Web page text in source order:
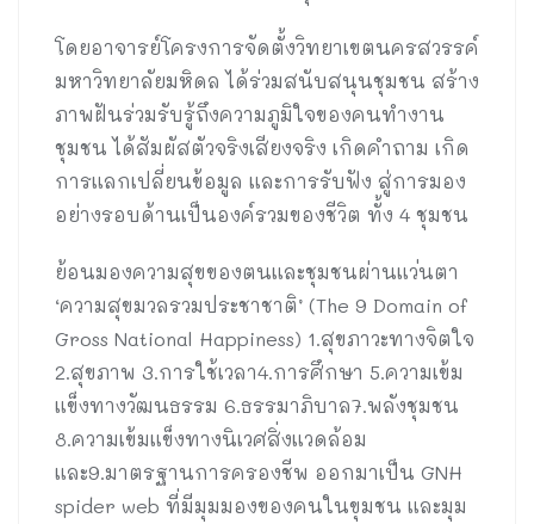
โดยอาจารย์โครงการจัดตั้งวิทยาเขตนครสวรรค์
มหาวิทยาลัยมหิดล ได้ร่วมสนับสนุนชุมชน สร้าง
ภาพฝันร่วมรับรู้ถึงความภูมิใจของคนทำงาน
ชุมชน ได้สัมผัสตัวจริงเสียงจริง เกิดคำถาม เกิด
การแลกเปลี่ยนข้อมูล และการรับฟัง สู่การมอง
อย่างรอบด้านเป็นองค์รวมของชีวิต ทั้ง 4 ชุมชน
ย้อนมองความสุขของตนและชุมชนผ่านแว่นตา
‘ความสุขมวลรวมประชาชาติ’ (The 9 Domain of
Gross National Happiness) 1.สุขภาวะทางจิตใจ
2.สุขภาพ 3.การใช้เวลา4.การศึกษา 5.ความเข้ม
แข็งทางวัฒนธรรม 6.ธรรมาภิบาล7.พลังชุมชน
8.ความเข้มแข็งทางนิเวศสิ่งแวดล้อม
และ9.มาตรฐานการครองชีพ ออกมาเป็น GNH
spider web ที่มีมุมมองของคนในขุมชน และมุม